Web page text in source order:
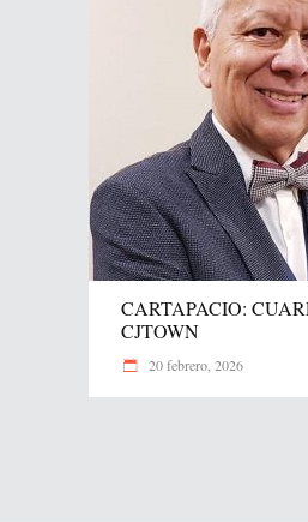
CARTAPACIO:
CJTOWN
20 febrero, 2026